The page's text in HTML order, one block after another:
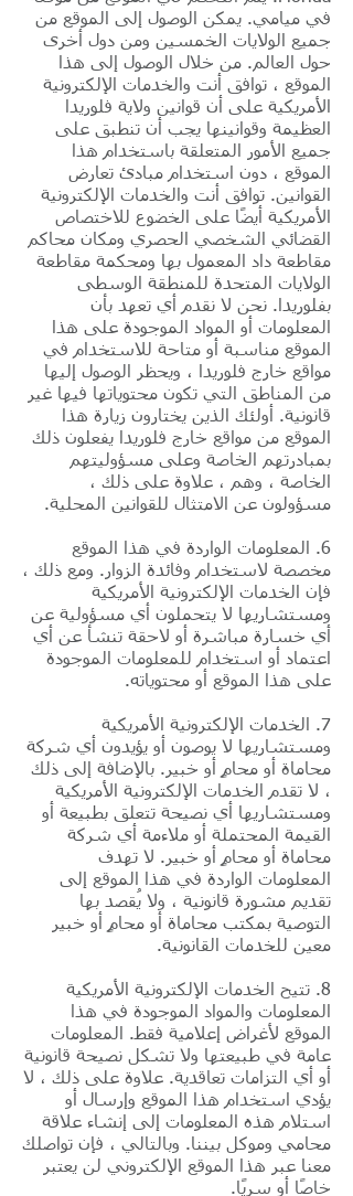
في ميامي. يمكن الوصول إلى الموقع من
جميع الولايات الخمسين ومن دول أخرى
حول العالم. من خلال الوصول إلى هذا
الموقع ، توافق أنت والخدمات الإلكترونية
الأمريكية على أن قوانين ولاية فلوريدا
العظيمة وقوانينها يجب أن تنطبق على
جميع الأمور المتعلقة باستخدام هذا
الموقع ، دون استخدام مبادئ تعارض
القوانين. توافق أنت والخدمات الإلكترونية
الأمريكية أيضًا على الخضوع للاختصاص
القضائي الشخصي الحصري ومكان محاكم
مقاطعة داد المعمول بها ومحكمة مقاطعة
الولايات المتحدة للمنطقة الوسطى
بفلوريدا. نحن لا نقدم أي تعهد بأن
المعلومات أو المواد الموجودة على هذا
الموقع مناسبة أو متاحة للاستخدام في
مواقع خارج فلوريدا ، ويحظر الوصول إليها
من المناطق التي تكون محتوياتها فيها غير
قانونية. أولئك الذين يختارون زيارة هذا
الموقع من مواقع خارج فلوريدا يفعلون ذلك
بمبادرتهم الخاصة وعلى مسؤوليتهم
الخاصة ، وهم ، علاوة على ذلك ،
مسؤولون عن الامتثال للقوانين المحلية.
6. المعلومات الواردة في هذا الموقع
مخصصة لاستخدام وفائدة الزوار. ومع ذلك ،
فإن الخدمات الإلكترونية الأمريكية
ومستشاريها لا يتحملون أي مسؤولية عن
أي خسارة مباشرة أو لاحقة تنشأ عن أي
اعتماد أو استخدام للمعلومات الموجودة
على هذا الموقع أو محتوياته.
7. الخدمات الإلكترونية الأمريكية
ومستشاريها لا يوصون أو يؤيدون أي شركة
محاماة أو محامٍ أو خبير. بالإضافة إلى ذلك
، لا تقدم الخدمات الإلكترونية الأمريكية
ومستشاريها أي نصيحة تتعلق بطبيعة أو
القيمة المحتملة أو ملاءمة أي شركة
محاماة أو محامٍ أو خبير. لا تهدف
المعلومات الواردة في هذا الموقع إلى
تقديم مشورة قانونية ، ولا يُقصد بها
التوصية بمكتب محاماة أو محامٍ أو خبير
معين للخدمات القانونية.
8. تتيح الخدمات الإلكترونية الأمريكية
المعلومات والمواد الموجودة في هذا
الموقع لأغراض إعلامية فقط. المعلومات
عامة في طبيعتها ولا تشكل نصيحة قانونية
أو أي التزامات تعاقدية. علاوة على ذلك ، لا
يؤدي استخدام هذا الموقع وإرسال أو
استلام هذه المعلومات إلى إنشاء علاقة
محامي وموكل بيننا. وبالتالي ، فإن تواصلك
معنا عبر هذا الموقع الإلكتروني لن يعتبر
خاصًا أو سريًا.